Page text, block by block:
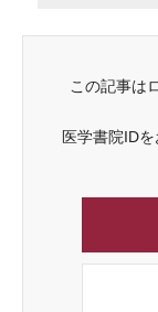
この記事は
医学書院ID